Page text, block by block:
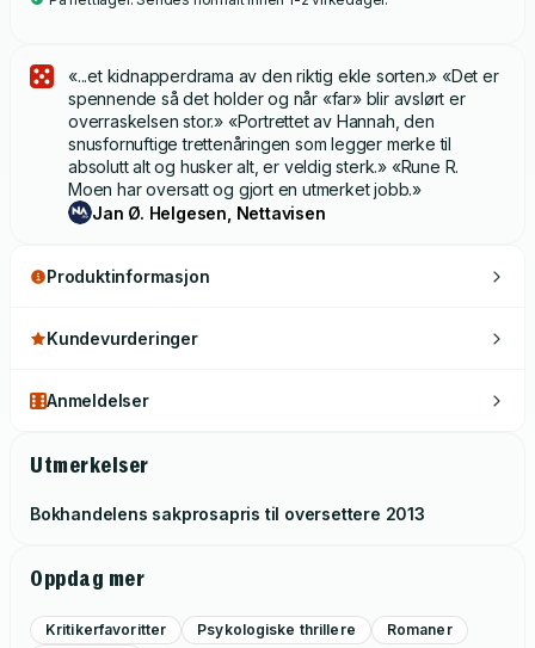
«...et kidnapperdrama av den riktig ekle sorten.» «Det er
spennende så det holder og når «far» blir avslørt er
overraskelsen stor.» «Portrettet av Hannah, den
snusfornuftige trettenåringen som legger merke til
absolutt alt og husker alt, er veldig sterk.» «Rune R.
Moen har oversatt og gjort en utmerket jobb.»
Jan Ø. Helgesen, Nettavisen
Produktinformasjon
Kundevurderinger
Anmeldelser
Utmerkelser
Bokhandelens sakprosapris til oversettere 2013
Oppdag mer
Kritikerfavoritter Psykologiske thrillere
Romaner